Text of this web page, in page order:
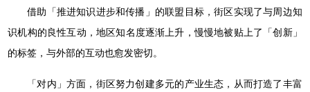
借助「推进知识进步和传播」的联盟目标，街区实现了与周边知
识机构的良性互动，地区知名度逐渐上升，慢慢地被贴上了「创新」
的标签，与外部的互动也愈发密切。
「对内」方面，街区努力创建多元的产业生态，从而打造了丰富